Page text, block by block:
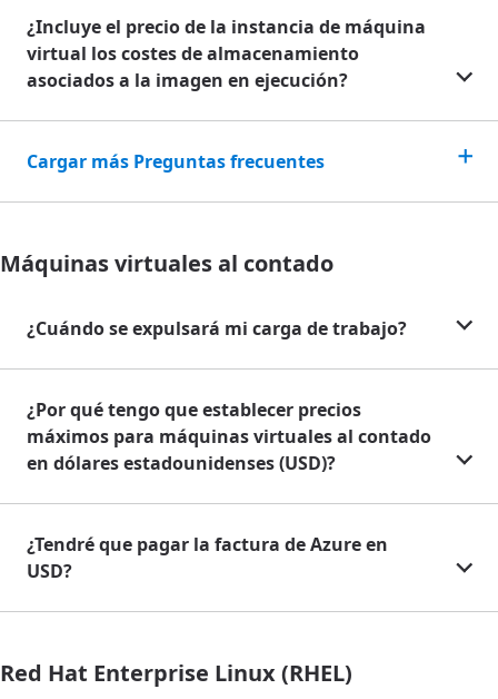
¿Incluye el precio de la instancia de máquina
virtual los costes de almacenamiento
asociados a la imagen en ejecución?
Cargar más Preguntas frecuentes
Máquinas virtuales al contado
¿Cuándo se expulsará mi carga de trabajo?
¿Por qué tengo que establecer precios
máximos para máquinas virtuales al contado
en dólares estadounidenses (USD)?
¿Tendré que pagar la factura de Azure en
USD?
Red Hat Enterprise Linux (RHEL)